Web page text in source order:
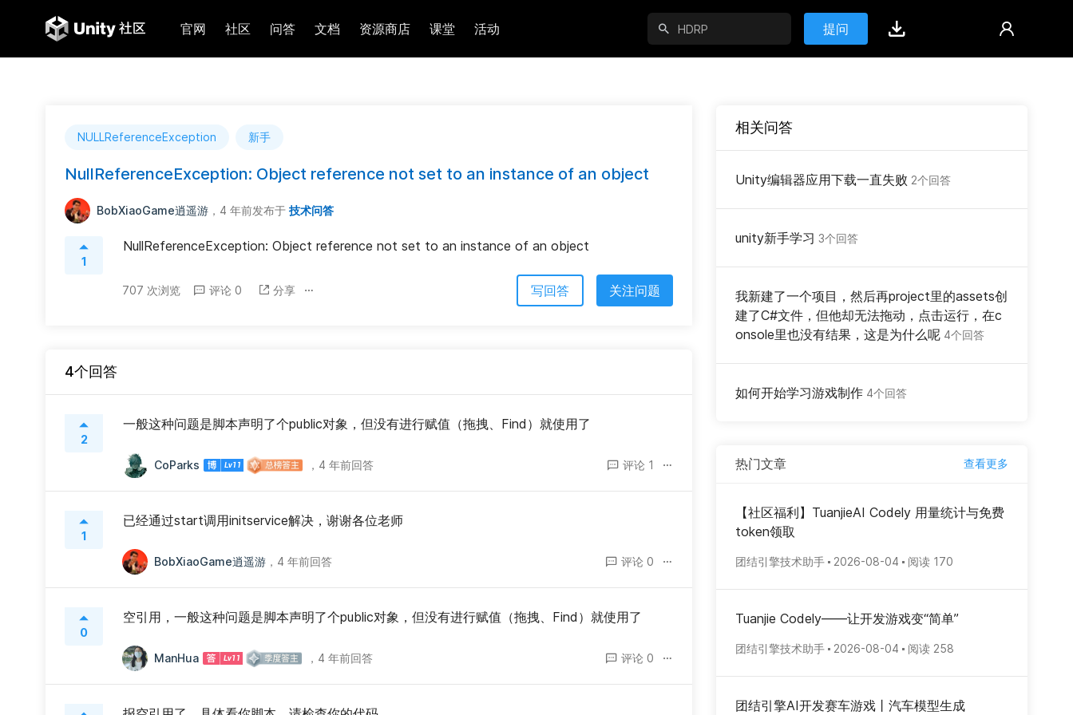
官网 社区 问答 文档 资源商店 课堂 活动 提问
NULLReferenceException 新手
NullReferenceException: Object reference not set to an instance of an object
BobXiaoGame逍遥游 ，4 年前发布于 技术问答
1
NullReferenceException: Object reference not set to an instance of an object
707 次浏览 评论 0 分享 写回答 关注问题
4个回答
2
一般这种问题是脚本声明了个public对象，但没有进行赋值（拖拽、Find）就使用了
CoParks ， 4 年前回答 评论 1
1
已经通过start调用initservice解决，谢谢各位老师
BobXiaoGame逍遥游 ， 4 年前回答 评论 0
0
空引用，一般这种问题是脚本声明了个public对象，但没有进行赋值（拖拽、Find）就使用了
ManHua ， 4 年前回答 评论 0
相关问答
Unity编辑器应用下载一直失败 2个回答
unity新手学习 3个回答
我新建了一个项目，然后再project里的assets创
建了C#文件，但他却无法拖动，点击运行，在c
onsole里也没有结果，这是为什么呢 4个回答
如何开始学习游戏制作 4个回答
热门文章 查看更多
【社区福利】TuanjieAI Codely 用量统计与免费
token领取
团结引擎技术助手 2026-08-04 阅读 170
Tuanjie Codely——让开发游戏变“简单”
团结引擎技术助手 2026-08-04 阅读 258
团结引擎AI开发赛车游戏丨汽车模型生成